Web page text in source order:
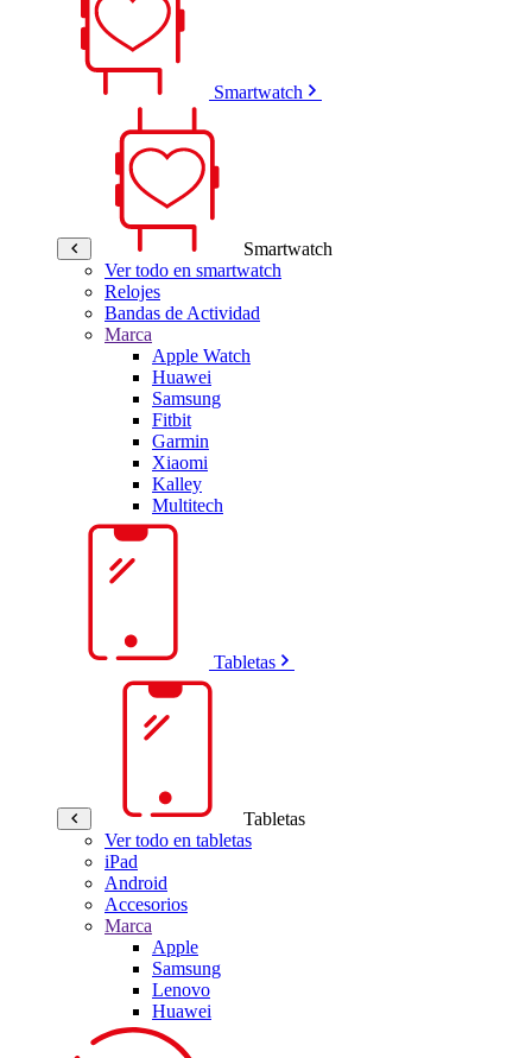
Smartwatch
Smartwatch
Ver todo en smartwatch
Relojes
Bandas de Actividad
Marca
Apple Watch
Huawei
Samsung
Fitbit
Garmin
Xiaomi
Kalley
Multitech
Tabletas
Tabletas
Ver todo en tabletas
iPad
Android
Accesorios
Marca
Apple
Samsung
Lenovo
Huawei